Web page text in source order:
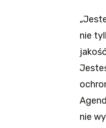
nie
nie